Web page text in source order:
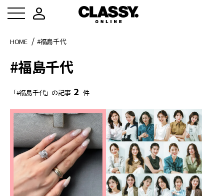
HOME #福島千代
#福島千代
「#福島千代」の記事 2 件